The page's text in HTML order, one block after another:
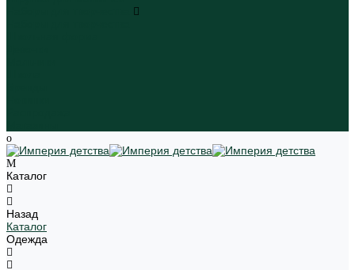
Каталог
Назад
Каталог
Одежда